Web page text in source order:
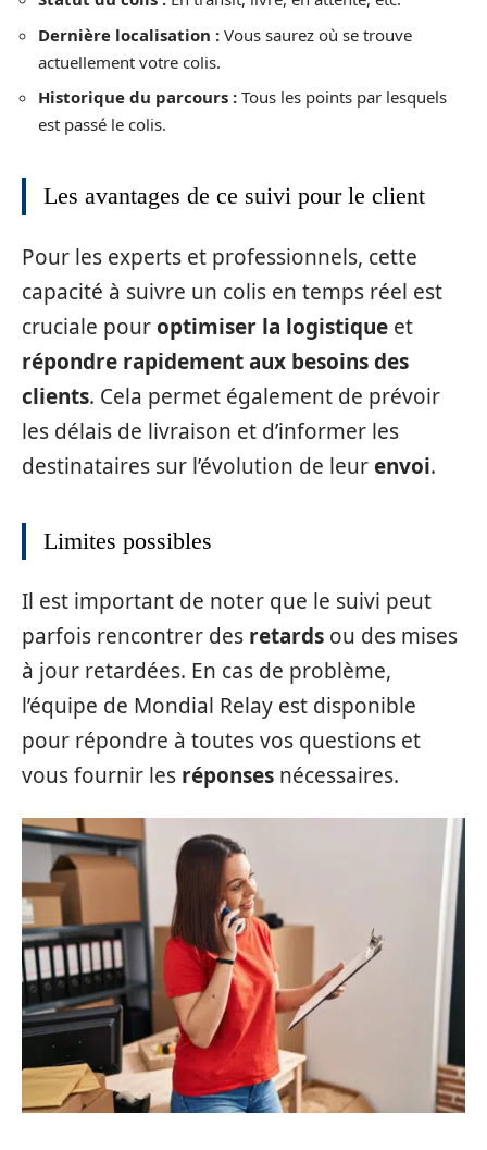
Dernière localisation : Vous saurez où se trouve
actuellement votre colis.
Historique du parcours : Tous les points par lesquels
est passé le colis.
Les avantages de ce suivi pour le client
Pour les experts et professionnels, cette
capacité à suivre un colis en temps réel est
cruciale pouroptimiser la logistique et
répondre rapidement aux besoins des
clients. Cela permet également de prévoir
les délais de livraison et d’informer les
destinataires sur l’évolution de leurenvoi.
Limites possibles
Il est important de noter que le suivi peut
parfois rencontrer des retards ou des mises
à jour retardées. En cas de problème,
l’équipe de Mondial Relay est disponible
pour répondre à toutes vos questions et
vous fournir les réponses nécessaires.